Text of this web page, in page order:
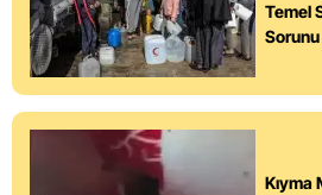
Temel
Sorunu
Kıyma